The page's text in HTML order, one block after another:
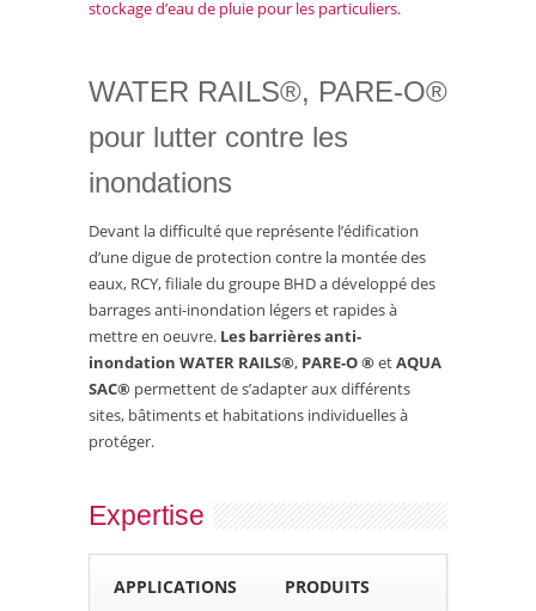
stockage d’eau de pluie pour les particuliers.
WATER RAILS®, PARE-O®
pour lutter contre les
inondations
Devant la difficulté que représente l’édification
d’une digue de protection contre la montée des
eaux, RCY, filiale du groupe BHD a développé des
barrages anti-inondation légers et rapides à
mettre en oeuvre. Les barrières anti-
inondation WATER RAILS®, PARE-O ®etAQUA
SAC® permettent de s’adapter aux différents
sites, bâtiments et habitations individuelles à
protéger.
Expertise
APPLICATIONS PRODUITS